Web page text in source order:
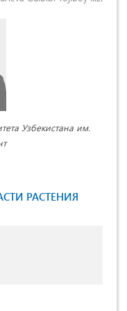
Узбекистана им.
РАСТЕНИЯ